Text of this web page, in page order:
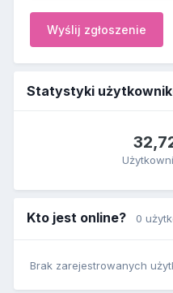
Wyślij zgłoszenie
Statystyki
Kto jest online? 0
Brak zarejestrowanych